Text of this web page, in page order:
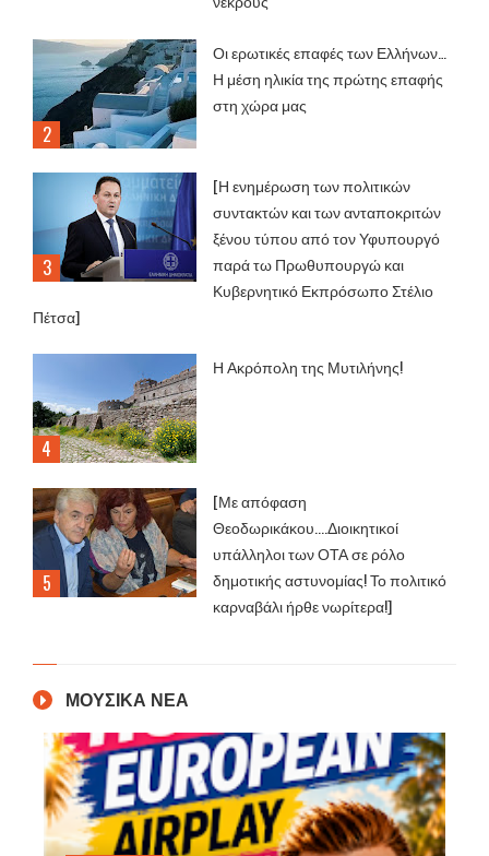
Οι ερωτικές επαφές των Ελλήνων…
Η μέση ηλικία της πρώτης επαφής
στη χώρα μας
[Η ενημέρωση των πολιτικών
συντακτών και των ανταποκριτών
ξένου τύπου από τον Υφυπουργό
παρά τω Πρωθυπουργώ και
Κυβερνητικό Εκπρόσωπο Στέλιο
Πέτσα]
Η Ακρόπολη της Μυτιλήνης!
[Με απόφαση
Θεοδωρικάκου....Διοικητικοί
υπάλληλοι των ΟΤΑ σε ρόλο
δημοτικής αστυνομίας! Το πολιτικό
καρναβάλι ήρθε νωρίτερα!]
ΜΟΥΣΙΚΑ ΝΕΑ